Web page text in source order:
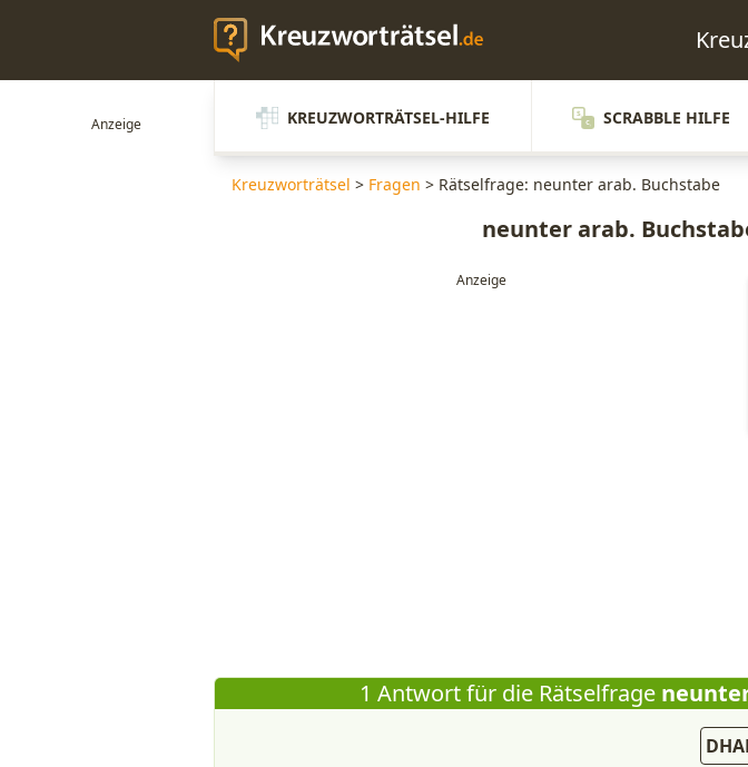
KREUZWORTRÄTSEL-HILFE SCRABBLE HILFE
Kreuzworträtsel > Fragen > Rätselfrage: neunter arab. Buchstabe
neunter arab.
1 Antwort für die Rätselfrage